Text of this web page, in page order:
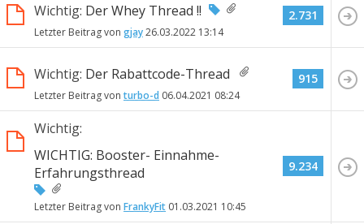
Wichtig: Der Whey Thread !!
Letzter Beitrag von gjay26.03.2022 13:14
2.731
Wichtig: Der Rabattcode-Thread
Letzter Beitrag von turbo-d 06.04.2021 08:24
915
Wichtig:
WICHTIG: Booster- Einnahme-
Erfahrungsthread
Letzter Beitrag von FrankyFit 01.03.2021 10:45
9.234